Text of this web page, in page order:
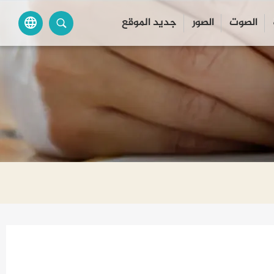
الصوت الصور جديد الموقع language